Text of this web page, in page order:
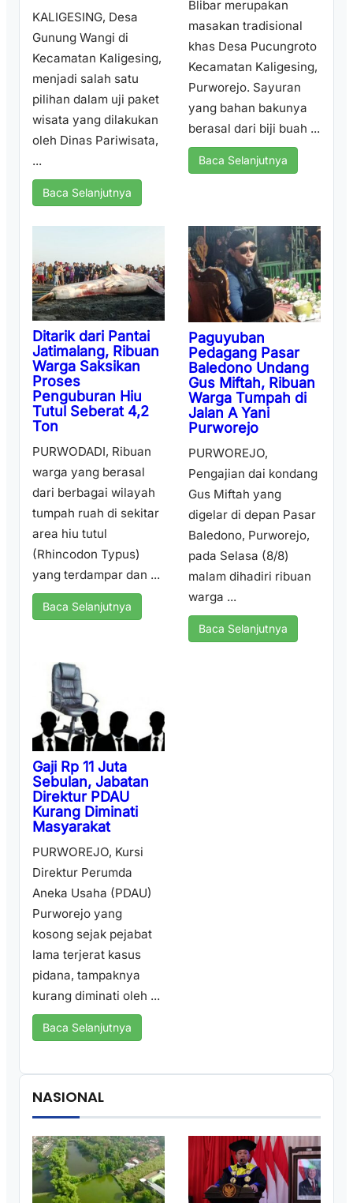
KALIGESING, Desa
Gunung Wangi di
Kecamatan Kaligesing,
menjadi salah satu
pilihan dalam uji paket
wisata yang dilakukan
oleh Dinas Pariwisata,
...
Baca Selanjutnya
Blibar merupakan
masakan tradisional
khas Desa Pucungroto
Kecamatan Kaligesing,
Purworejo. Sayuran
yang bahan bakunya
berasal dari biji buah ...
Baca Selanjutnya
Ditarik dari Pantai
Jatimalang, Ribuan
Warga Saksikan
Proses
Penguburan Hiu
Tutul Seberat 4,2
Ton
PURWODADI, Ribuan
warga yang berasal
dari berbagai wilayah
tumpah ruah di sekitar
area hiu tutul
(Rhincodon Typus)
yang terdampar dan ...
Baca Selanjutnya
Paguyuban
Pedagang Pasar
Baledono Undang
Gus Miftah, Ribuan
Warga Tumpah di
Jalan A Yani
Purworejo
PURWOREJO,
Pengajian dai kondang
Gus Miftah yang
digelar di depan Pasar
Baledono, Purworejo,
pada Selasa (8/8)
malam dihadiri ribuan
warga ...
Baca Selanjutnya
Gaji Rp 11 Juta
Sebulan, Jabatan
Direktur PDAU
Kurang Diminati
Masyarakat
PURWOREJO, Kursi
Direktur Perumda
Aneka Usaha (PDAU)
Purworejo yang
kosong sejak pejabat
lama terjerat kasus
pidana, tampaknya
kurang diminati oleh ...
Baca Selanjutnya
NASIONAL